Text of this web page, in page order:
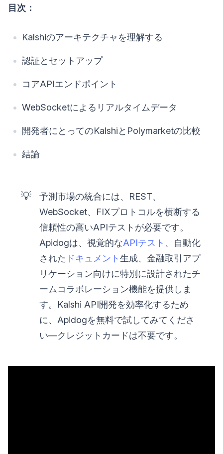
目次：
Kalshiのアーキテクチャを理解する
認証とセットアップ
コアAPIエンドポイント
WebSocketによるリアルタイムデータ
開発者にとってのKalshiとPolymarketの比較
結論
💡
予測市場の統合には、REST、
WebSocket、FIXプロトコルを横断する
信頼性の高いAPIテストが必要です。
Apidogは、視覚的なAPIテスト 、自動化
された ドキュメント生成、金融取引アプ
リケーション向けに特別に設計されたチ
ームコラボレーション機能を提供しま
す。Kalshi API開発を効率化するため
に、Apidogを無料で試してみてくださ
い—クレジットカードは不要です。